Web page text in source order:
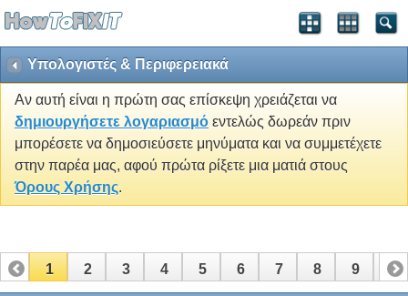
Υπολογιστές & Περιφερειακά
Αν αυτή είναι η πρώτη σας επίσκεψη χρειάζεται να
δημιουργήσετε λογαριασμό εντελώς δωρεάν πριν
μπορέσετε να δημοσιεύσετε μηνύματα και να συμμετέχετε
στην παρέα μας, αφού πρώτα ρίξετε μια ματιά στους
Όρους Χρήσης.
1 2 3 4 5 6 7 8 9 10